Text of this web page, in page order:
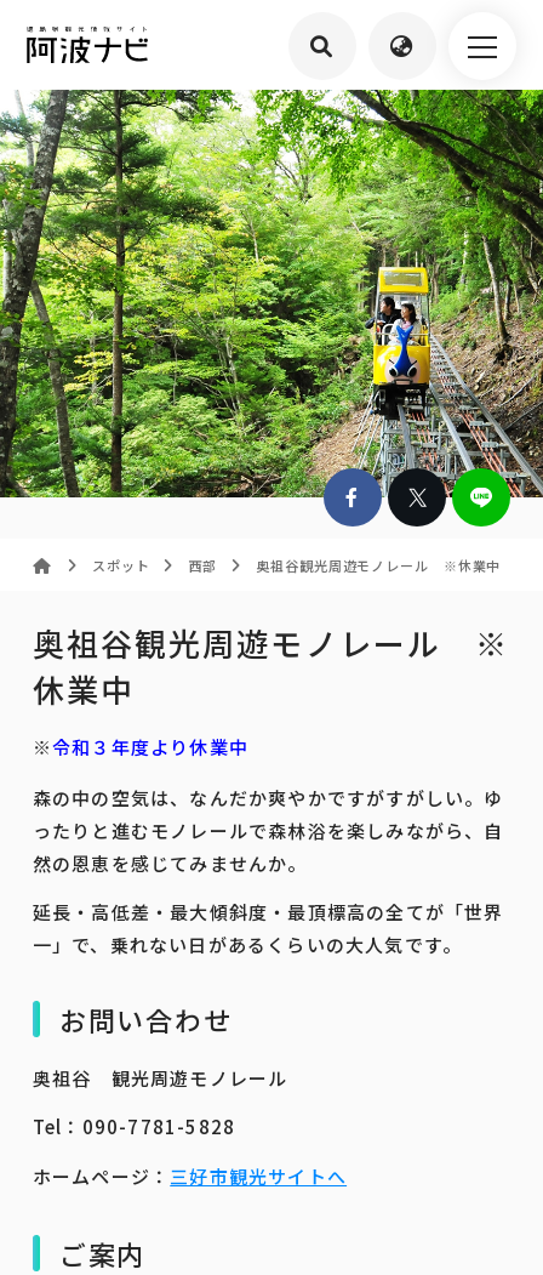
スポット 西部 奥祖谷観光周遊モノレール ※休業中
奥祖谷観光周遊モノレール ※
休業中
※令和３年度より休業中
森の中の空気は、なんだか爽やかですがすがしい。ゆ
ったりと進むモノレールで森林浴を楽しみながら、自
然の恩恵を感じてみませんか。
延長・高低差・最大傾斜度・最頂標高の全てが「世界
一」で、乗れない日があるくらいの大人気です。
お問い合わせ
奥祖谷 観光周遊モノレール
Tel：090-7781-5828
ホームページ： 三好市観光サイトへ
ご案内